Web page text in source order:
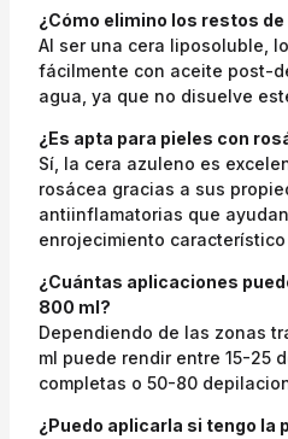
¿Cómo elimino los restos de
Al ser una cera liposoluble,
fácilmente con aceite post-
agua, ya que no disuelve
¿Es apta para pieles con
Sí, la cera azuleno es
rosácea gracias a sus
antiinflamatorias que
enrojecimiento
¿Cuántas aplicaciones
800 ml?
Dependiendo de las zonas
ml puede rendir entre 15-25
completas o 50-80
¿Puedo aplicarla si tengo la